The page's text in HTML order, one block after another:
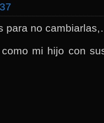
para no
mi hijo con